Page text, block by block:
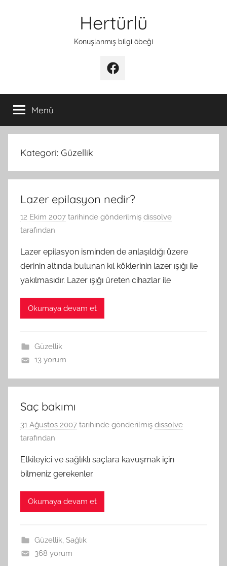
Hertürlü
Konuşlanmış bilgi öbeği
Facebook
Menü
Kategori: Güzellik
Lazer epilasyon nedir?
12 Ekim 2007 tarihinde gönderilmiş dissolve
tarafından
Lazer epilasyon isminden de anlaşıldığı üzere
derinin altında bulunan kıl köklerinin lazer ışığı ile
yakılmasıdır. Lazer ışığı üreten cihazlar ile
Okumaya devam et
Güzellik
13 yorum
Saç bakımı
31 Ağustos 2007 tarihinde gönderilmiş dissolve
tarafından
Etkileyici ve sağlıklı saçlara kavuşmak için
bilmeniz gerekenler.
Okumaya devam et
Güzellik, Sağlık
368 yorum